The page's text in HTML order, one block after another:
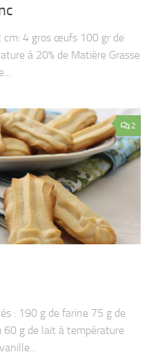
cm: 4 gros œufs 100 gr de
à 20% de Matière Grasse
2
: 190 g de farine 75 g de
60 g de lait à température